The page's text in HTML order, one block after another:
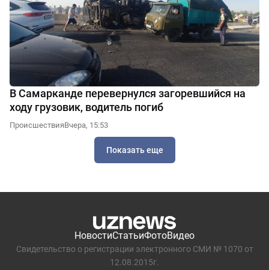
В Самарканде перевернулся загоревшийся на
ходу грузовик, водитель погиб
ПроисшествияВчера, 15:53
Показать еще
НовостиСтатьиФотоВидео
Свидетельство о регистрации электронного СМИ № 1070 от
12.08.2015г.